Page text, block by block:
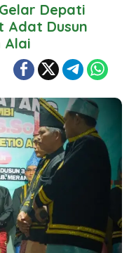
Depati
Adat Dusun
Alai